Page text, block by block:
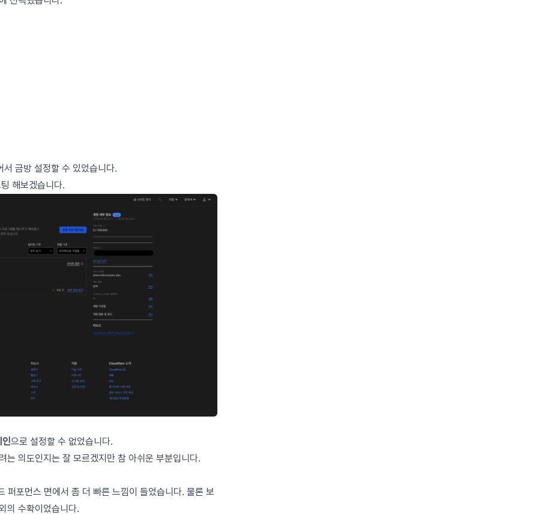
금방 설정할 수 있었습니다.
해보겠습니다.
으로 설정할 수 없었습니다.
는 의도인지는 잘 모르겠지만 참 아쉬운 부분입니다.
퍼포먼스 면에서 좀 더 빠른 느낌이 들었습니다. 물론 보
의 수확이었습니다.